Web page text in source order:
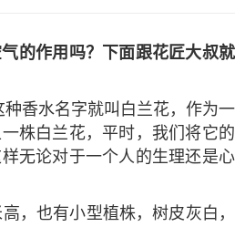
的作用吗？下面跟花匠大叔就
香水名字就叫白兰花，作为一
株白兰花，平时，我们将它的
无论对于一个人的生理还是心
，也有小型植株，树皮灰白，